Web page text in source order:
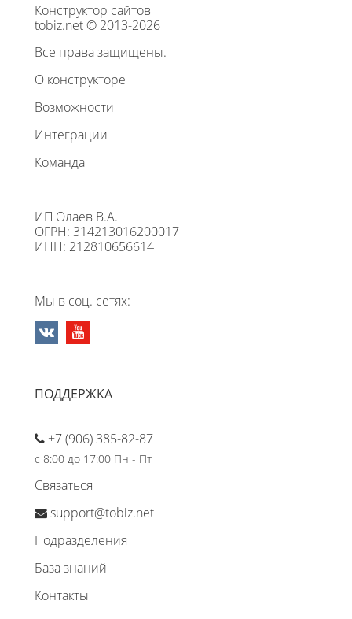
Конструктор сайтов
tobiz.net © 2013-2026
Все права защищены.
О конструкторе
Возможности
Интеграции
Команда
ИП Олаев В.А.
ОГРН: 314213016200017
ИНН: 212810656614
Мы в соц. сетях:
ПОДДЕРЖКА
+7 (906) 385-82-87
с 8:00 до 17:00 Пн - Пт
Связаться
support@tobiz.net
Подразделения
База знаний
Контакты